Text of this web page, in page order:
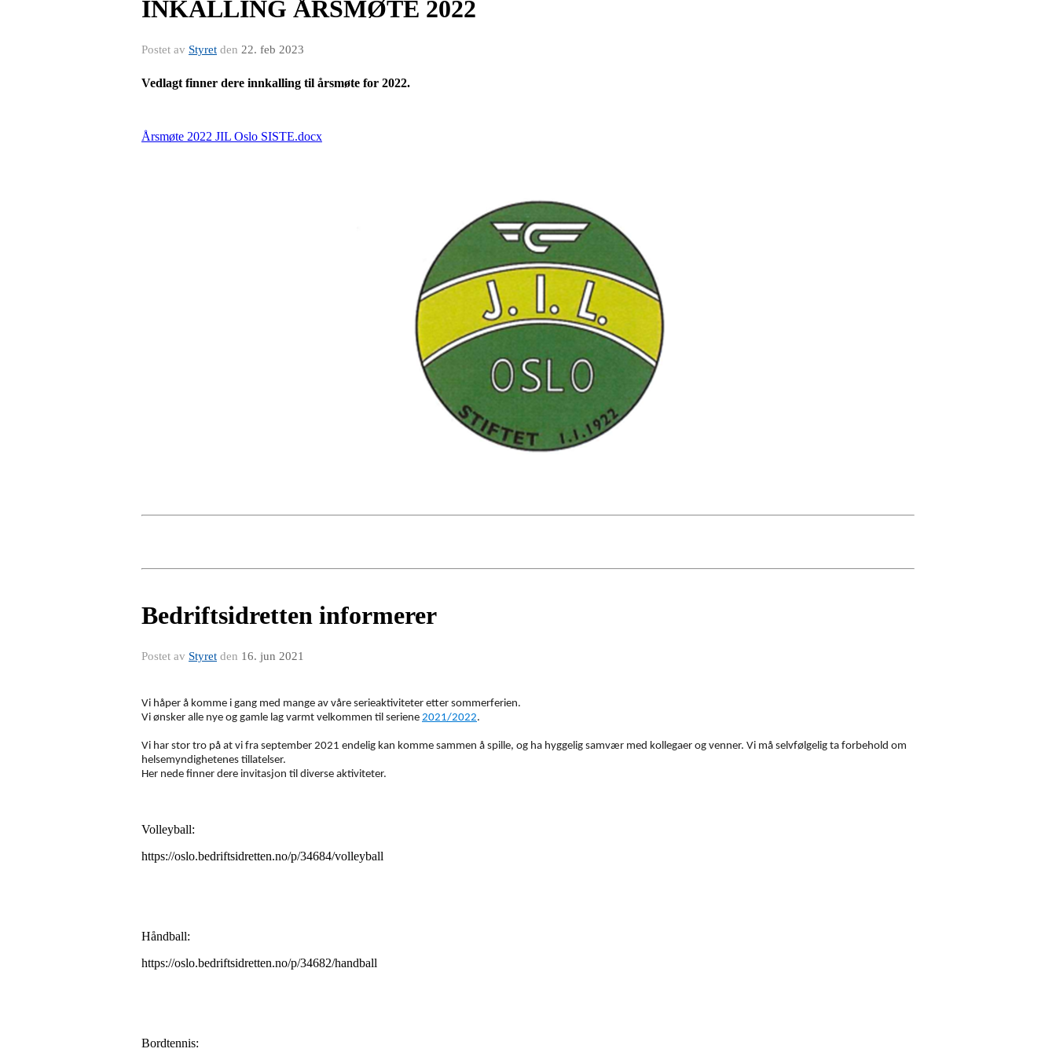
INKALLING ÅRSMØTE 2022
Postet av Styret den 22. feb 2023
Vedlagt finner dere innkalling til årsmøte for 2022.
Årsmøte 2022 JIL Oslo SISTE.docx
Bedriftsidretten informerer
Postet av Styret den 16. jun 2021
Vi håper å komme i gang med mange av våre serieaktiviteter etter sommerferien.
Vi ønsker alle nye og gamle lag varmt velkommen til seriene 2021/2022.
Vi har stor tro på at vi fra september 2021 endelig kan komme sammen å spille, og ha hyggelig samvær med kollegaer og venner. Vi må selvfølgelig ta forbehold om
helsemyndighetenes tillatelser.
Her nede finner dere invitasjon til diverse aktiviteter.
Volleyball:
https://oslo.bedriftsidretten.no/p/34684/volleyball
Håndball:
https://oslo.bedriftsidretten.no/p/34682/handball
Bordtennis: